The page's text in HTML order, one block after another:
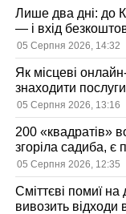
Лише два дні: до
— і вхід
05 Серпня 2026, 14:32
Як місцеві
знаходити
05 Серпня 2026, 13:16
200 «квадратів»
згоріла садиба, є
05 Серпня 2026, 12:35
Сміттєві помиї
вивозить відходи